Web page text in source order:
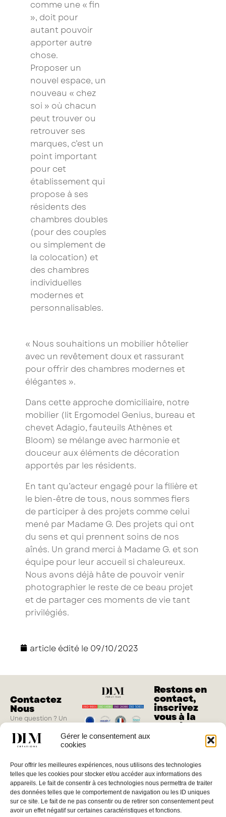
Gérer le consentement aux
cookies
Pour offrir les meilleures expériences, nous utilisons des technologies
telles que les cookies pour stocker et/ou accéder aux informations des
appareils. Le fait de consentir à ces technologies nous permettra de traiter
des données telles que le comportement de navigation ou les ID uniques
sur ce site. Le fait de ne pas consentir ou de retirer son consentement peut
avoir un effet négatif sur certaines caractéristiques et fonctions.
comme une « fin
», doit pour
autant pouvoir
apporter autre
chose.
Proposer un
nouvel espace, un
nouveau « chez
soi » où chacun
peut trouver ou
retrouver ses
marques, c’est un
point important
pour cet
établissement qui
propose à ses
résidents des
chambres doubles
(pour des couples
ou simplement de
la colocation) et
des chambres
individuelles
modernes et
personnalisables.
« Nous souhaitions un mobilier hôtelier
avec un revêtement doux et rassurant
pour offrir des chambres modernes et
élégantes ».
Dans cette approche domiciliaire, notre
mobilier (lit Ergomodel Genius, bureau et
chevet Adagio, fauteuils Athènes et
Bloom) se mélange avec harmonie et
douceur aux éléments de décoration
apportés par les résidents.
En tant qu’acteur engagé pour la filière et
le bien-être de tous, nous sommes fiers
de participer à des projets comme celui
mené par Madame G. Des projets qui ont
du sens et qui prennent soins de nos
aînés. Un grand merci à Madame G. et son
équipe pour leur accueil si chaleureux.
Nous avons déjà hâte de pouvoir venir
photographier le reste de ce beau projet
et de partager ces moments de vie tant
privilégiés.
article édité le 09/10/2023
Contactez
Nous
Une question ? Un
Vous pouvez nous
jeudi de 8h à 17h, le
vendredi de 8h à
16h
04 66 02 08 88
Restons en
contact,
inscrivez
vous à la
newsletter